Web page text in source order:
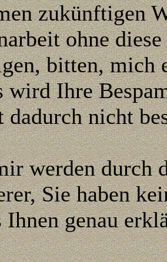
zukünftigen
ohne
bitten, mich
Ihre
nicht
werden durch
Sie haben
Ihnen genau